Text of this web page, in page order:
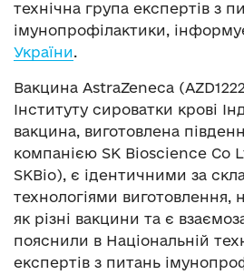
технічна група експертів з
імунопрофілактики,
України.
Вакцина AstraZeneca
Інституту сироватки крові
вакцина, виготовлена
компанією SK Bioscience Co
SKBio), є ідентичними за
технологіями виготовлення,
як різні вакцини та є
пояснили в Національній
експертів з питань